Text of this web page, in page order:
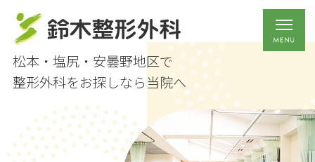
松本・塩尻・安曇野地区で
整形外科をお探しなら当院へ